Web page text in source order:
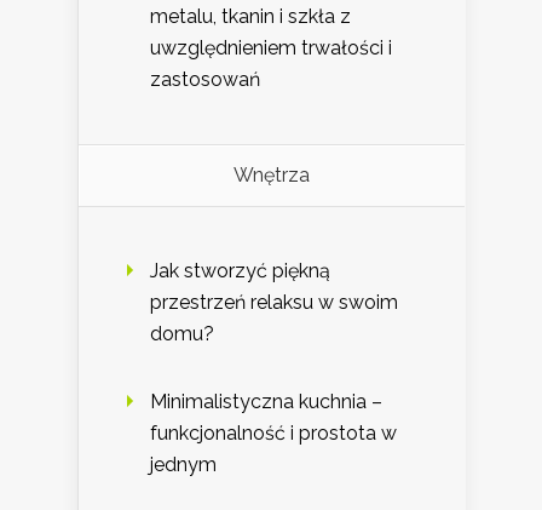
metalu, tkanin i szkła z
uwzględnieniem trwałości i
zastosowań
Wnętrza
Jak stworzyć piękną
przestrzeń relaksu w swoim
domu?
Minimalistyczna kuchnia –
funkcjonalność i prostota w
jednym